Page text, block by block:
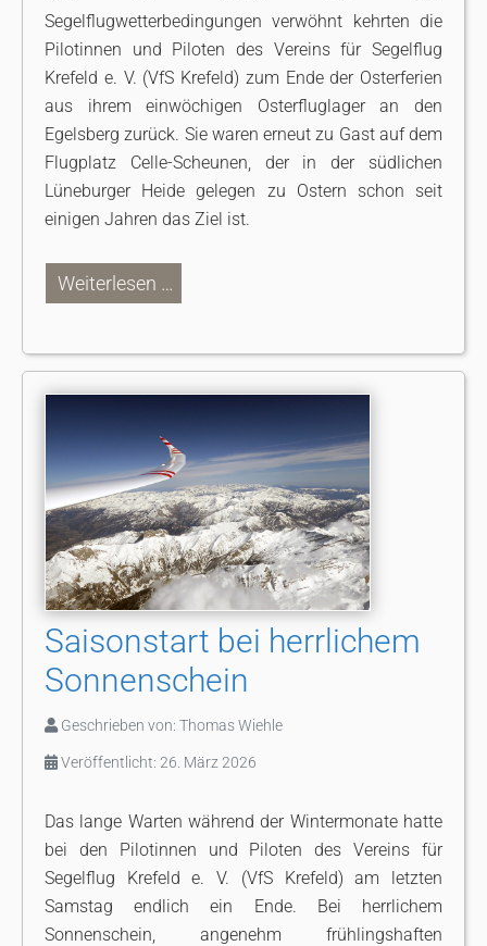
Segelflugwetterbedingungen verwöhnt kehrten die
Pilotinnen und Piloten des Vereins für Segelflug
Krefeld e. V. (VfS Krefeld) zum Ende der Osterferien
aus ihrem einwöchigen Osterfluglager an den
Egelsberg zurück. Sie waren erneut zu Gast auf dem
Flugplatz Celle-Scheunen, der in der südlichen
Lüneburger Heide gelegen zu Ostern schon seit
einigen Jahren das Ziel ist.
Weiterlesen …
Saisonstart bei herrlichem
Sonnenschein
Geschrieben von: Thomas Wiehle
Veröffentlicht: 26. März 2026
Das lange Warten während der Wintermonate hatte
bei den Pilotinnen und Piloten des Vereins für
Segelflug Krefeld e. V. (VfS Krefeld) am letzten
Samstag endlich ein Ende. Bei herrlichem
Sonnenschein, angenehm frühlingshaften